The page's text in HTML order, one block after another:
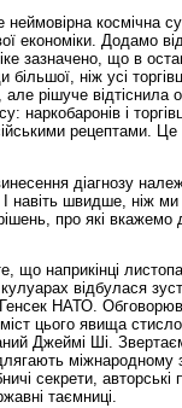
космічна
економіки. Додамо
зазначено, що в
більшої, ніж усі
рішуче відтіснила
наркобаронів і
рецептами. Це
діагнозу
І навіть швидше, ніж
про які вкажемо
наприкінці
кулуарах відбулася
НАТО.
цього явища
Джеймі Ші.
міжнародному
секрети, авторські
таємниці.